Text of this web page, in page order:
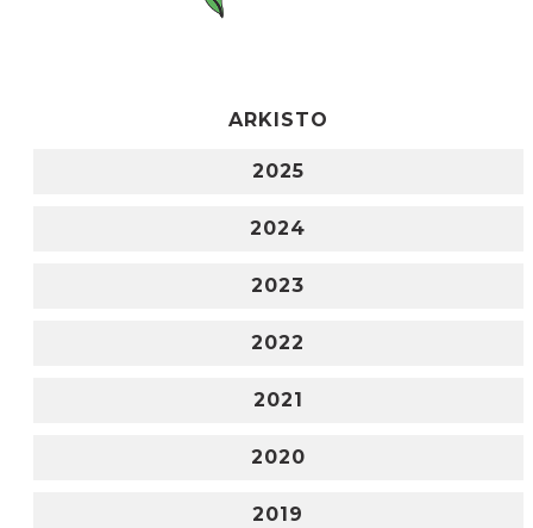
ARKISTO
2025
2024
2023
2022
2021
2020
2019